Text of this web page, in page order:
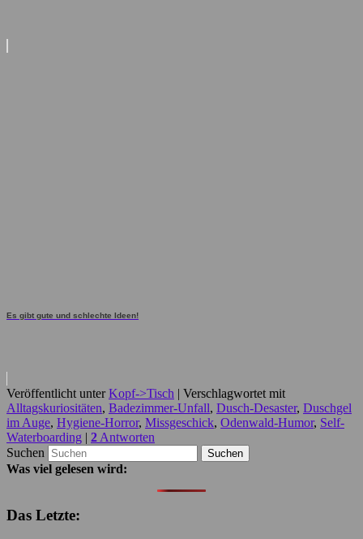
Es gibt gute und schlechte Ideen!
Veröffentlicht unter Kopf->Tisch | Verschlagwortet mit
Alltagskuriositäten, Badezimmer-Unfall, Dusch-Desaster, Duschgel
im Auge, Hygiene-Horror, Missgeschick, Odenwald-Humor, Self-
Waterboarding | 2 Antworten
Suchen
Was viel gelesen wird:
Das Letzte: